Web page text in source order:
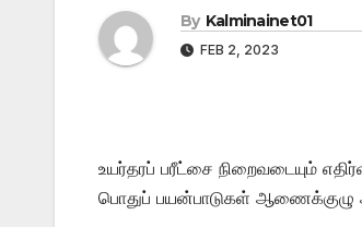
By Kalminainet01
FEB 2, 2023
உயர்தரப் பரீட்சை நிறைவடையும்
பொதுப் பயன்பாடுகள் ஆணைக்குழு